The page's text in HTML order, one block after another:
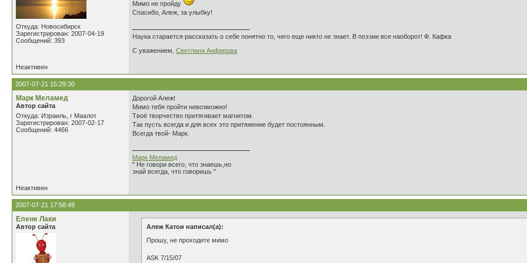
Откуда: Новосибирск
Зарегистрирован: 2007-04-19
Сообщений: 393
Мимо не пройду
Спасибо, Алеж, за улыбку!
Наука старается рассказать о себе понятно то, чего еще никто не знает. В поэзии все наоборот! Ф. Кафка
С уважением, Светлана Анферова
Неактивен
2007-07-21 15:29:30
Марк Меламед
Автор сайта
Откуда: Израиль, г Маалот
Зарегистрирован: 2007-02-17
Сообщений: 4466
Дорогой Алеж!
Мимо тебя пройти невозможно!
Твоё творчество притягивает магнитом.
Так пусть всегда и для всех это притяжение будет постоянным.
Всегда твой- Марк.
Марк Меламед
" Не говори всего, что знаешь,но
знай всегда, что говоришь "
Неактивен
2007-07-21 17:58:49
Елене Лаки
Автор сайта
Алеж Катои написал(а):
Прошу, не проходите мимо
ASK 7/15/07